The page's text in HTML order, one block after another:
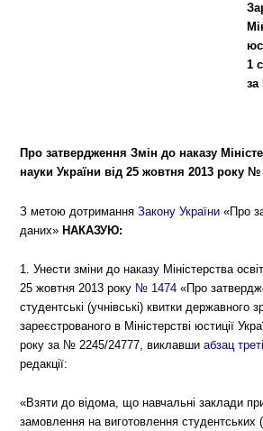
1
за
Про затвердження Змін до наказу
науки України від 25 жовтня 2013 року №
З метою дотриманняЗакону України «Про
даних»НАКАЗУЮ:
1. Унести зміни до наказу Міністерства
25 жовтня 2013 року № 1474 «Про
студентські (учнівські) квитки державного
зареєстрованого в Міністерстві юстиції
року за № 2245/24777, виклавшиабзац
редакції:
«Взяти до відома, що навчальні заклади
замовлення на виготовлення студентських